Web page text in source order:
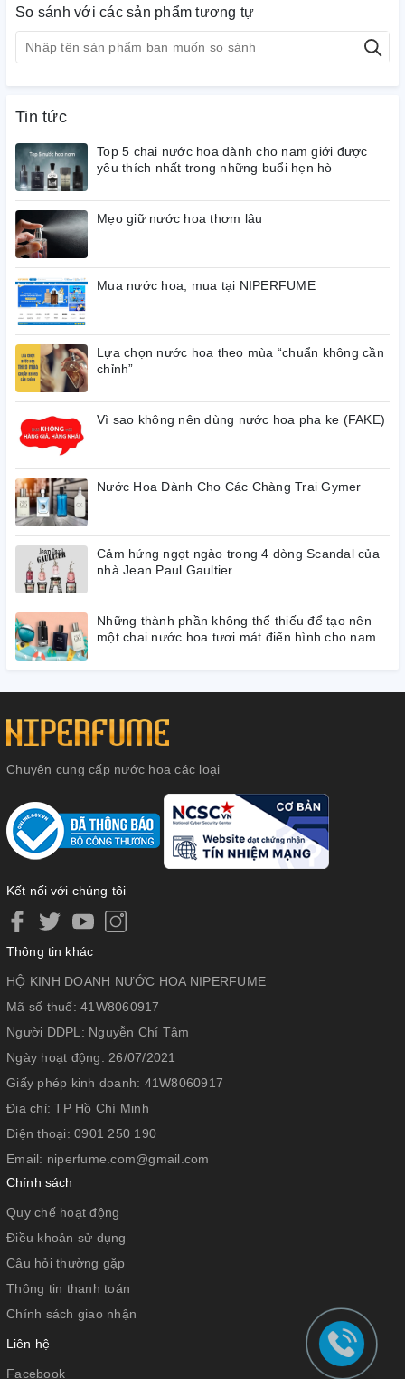
Nếu Good Girl mang lại cho cô gái sử dụng nó vẻ đẹp kiêu kỳ,
quyền lực với note hương ngọt béo đến từ cà phê, ca cao,
hạnh nhân, vani thì Franck Olivier Pure Femme lại nữ tính hơn
với nhóm hương hoa tươi trẻ, nhẹ nhàng.
Đây sẽ là cô gái theo đuổi lãng mạn của tình yêu với một trái
nhưng cả hai đều khiến người khác say mê bởi sự gợi cảm
của phái đẹp.
Tình yêu đó mở đầu với sự bùng nổ hương trái cây của đại
hoàng, tươi mát, dễ chịu sau đó là nét bay bổng, dịu dàng đến
từ hoa Nhài và hoa Lan Nam Phi.
Trong những note đầu, Franck Olivier Pure Femme mang lại
mùi hương gần với viên pha lê xanh Good Girl nhưng sau khi
drydown hương thơm của nó lại có phần trầm xuống với sự
thăng hoa của hoắc hương và cái ấm mà gỗ đàn hương mang
lại. Tạo nên tổng thể một mùi vị nồng, ấm hơn so với Good
Girl một cảm giác thích thú thực sự của khứu giác.
Hương đầu: bergarmot, đại hoàng.
Hương giữa: hoa nhài, lan Nam Phi.
Hương cuối: hoắc hương, gỗ đàn hương.
So sánh với các sản phẩm tương tự
Tin tức
Top 5 chai nước hoa dành cho nam giới được
yêu thích nhất trong những buổi hẹn hò
Mẹo giữ nước hoa thơm lâu
Mua nước hoa, mua tại NIPERFUME
Lựa chọn nước hoa theo mùa “chuẩn không cần
chỉnh”
Vì sao không nên dùng nước hoa pha ke (FAKE)
Nước Hoa Dành Cho Các Chàng Trai Gymer
Cảm hứng ngọt ngào trong 4 dòng Scandal của
nhà Jean Paul Gaultier
Những thành phần không thể thiếu để tạo nên
một chai nước hoa tươi mát điển hình cho nam
Chuyên cung cấp nước hoa các loại
Kết nối với chúng tôi
Thông tin khác
HỘ KINH DOANH NƯỚC HOA NIPERFUME
Mã số thuế: 41W8060917
Người DDPL: Nguyễn Chí Tâm
Ngày hoạt động: 26/07/2021
Giấy phép kinh doanh: 41W8060917
Địa chỉ:TP Hồ Chí Minh
Điện thoại: 0901 250 190
Email: niperfume.com@gmail.com
Chính sách
Quy chế hoạt động
Điều khoản sử dụng
Câu hỏi thường gặp
Thông tin thanh toán
Chính sách giao nhận
Liên hệ
Facebook